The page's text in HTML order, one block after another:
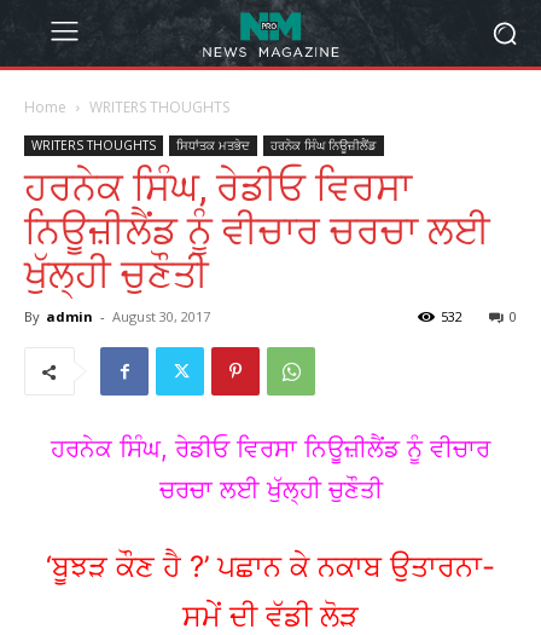
Home WRITERS THOUGHTS
WRITERS THOUGHTS ਸਿਧਾਂਤਕ ਮਤਭੇਦ ਹਰਨੇਕ ਸਿੰਘ ਨਿਊਜ਼ੀਲੈਂਡ
ਹਰਨੇਕ ਸਿੰਘ, ਰੇਡੀਓ ਵਿਰਸਾ
ਨਿਊਜ਼ੀਲੈਂਡ ਨੂੰ ਵੀਚਾਰ ਚਰਚਾ ਲਈ
ਖੁੱਲ੍ਹੀ ਚੁਣੌਤੀ
By admin - August 30, 2017 0
532
ਹਰਨੇਕ ਸਿੰਘ, ਰੇਡੀਓ ਵਿਰਸਾ ਨਿਊਜ਼ੀਲੈਂਡ ਨੂੰ ਵੀਚਾਰ
ਚਰਚਾ ਲਈ ਖੁੱਲ੍ਹੀ ਚੁਣੌਤੀ
‘ਬੂਝੜ ਕੌਣ ਹੈ ?’ ਪਛਾਨ ਕੇ ਨਕਾਬ ਉਤਾਰਨਾ-
ਸਮੇਂ ਦੀ ਵੱਡੀ ਲੋੜ